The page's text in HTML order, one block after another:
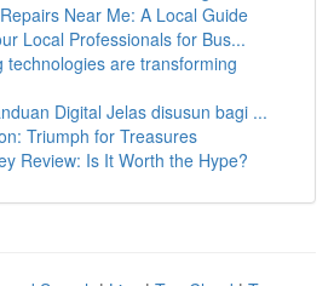
Near Me: A Local Guide
Local Professionals for Bus...
technologies are transforming
Digital Jelas disusun bagi ...
Triumph for Treasures
Review: Is It Worth the Hype?